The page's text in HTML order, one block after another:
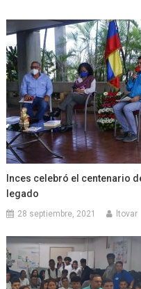
Inces celebró el centenario
legado
28 septiembre, 2021 ltovar